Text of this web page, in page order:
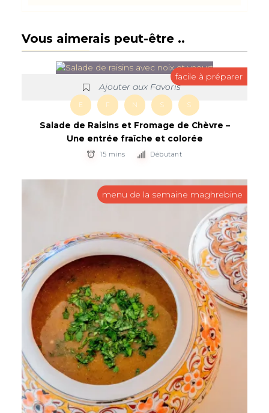
Vous aimerais peut-être ..
Ajouter aux Favoris
facile à préparer
E F N S S
Salade de Raisins et Fromage de Chèvre –
Une entrée fraîche et colorée
15 mins Débutant
menu de la semaine maghrebine